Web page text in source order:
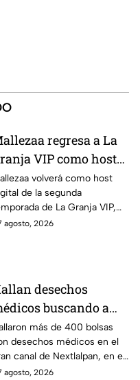
regresa a La
VIP como host
volverá como host
de la segunda
de La Granja VIP,
compartirá entrevistas,
agosto, 2026
desechos
buscando a
en el Estado de
más de 400 bolsas
desechos médicos en el
canal de Nextlalpan, en el
de México.
agosto, 2026